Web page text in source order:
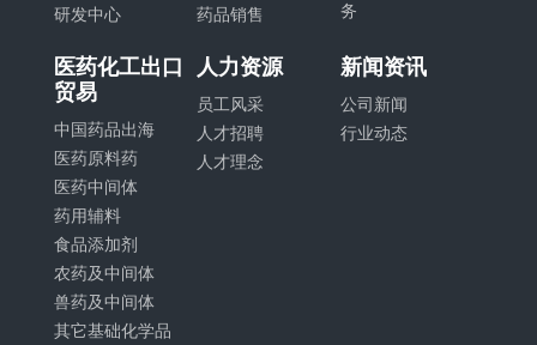
研发中心
药品销售
务
医药化工出口
贸易
中国药品出海
医药原料药
医药中间体
药用辅料
食品添加剂
农药及中间体
兽药及中间体
其它基础化学品
人力资源
员工风采
人才招聘
人才理念
新闻资讯
公司新闻
行业动态